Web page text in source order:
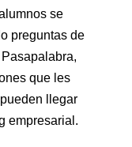
se
preguntas de
que les
llegar
empresarial.